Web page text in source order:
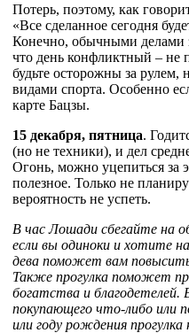
Потерь, поэтому, как
«Все сделанное сегодня
Конечно, обычными делами
что день конфликтный – не
будьте осторожны за рулем,
видами спорта. Особенно
карте Бацзы.
15 декабря, пятница.
(но не техники), и дел
Огонь, можно уцепиться за
полезное. Только не
вероятность не успеть.
В час Лошади сбегайте на
если вы одиноки и хотите
дева поможет вам
Также прогулка поможет
богатства и благодетелей.
покупающего что-либо или
или году рождения прогулка